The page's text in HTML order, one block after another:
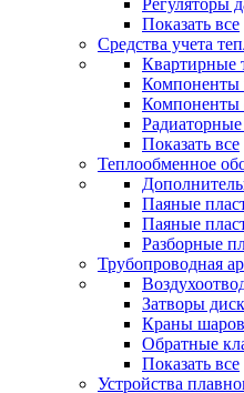
Регуляторы
Показать все
Средства учета
Квартирные
Компоненты
Компоненты
Радиаторные
Показать все
Теплообменное
Паяные
Паяные
Разборные
Трубопроводная
Затворы
Краны
Обратные
Показать все
Устройства